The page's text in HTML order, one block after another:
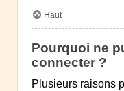
Haut
Pourquoi ne
connecter ?
Plusieurs raisons